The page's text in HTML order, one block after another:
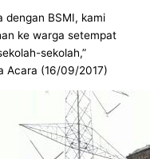
dengan BSMI, kami
ke warga setempat
sekolah,”
Acara (16/09/2017)